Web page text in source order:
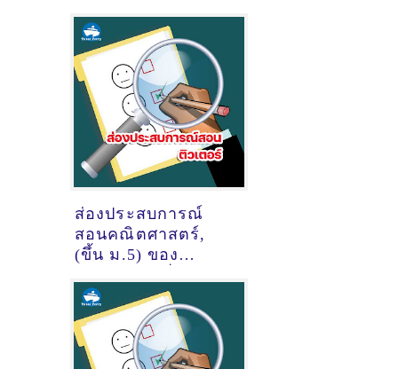
@คลองแห
ส่องประสบการณ์
สอนคณิตศาสตร์,
(ขึ้น ม.5) ของ
พชร ทองวัฒน์
@แถวตลาดเกาะหมี
คลองแห หาดใหญ่
(และออนไลน์แบบตัว